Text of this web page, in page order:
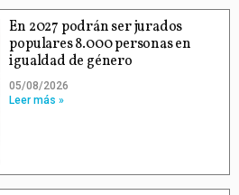
En 2027 podrán ser jurados
populares 8.000 personas en
igualdad de género
05/08/2026
Leer más »